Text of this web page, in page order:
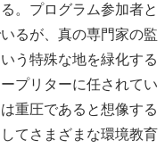
。プログラム参加者と
るが、真の専門家の監
う特殊な地を緑化する
プリターに任されてい
重圧であると想像する
てさまざまな環境教育